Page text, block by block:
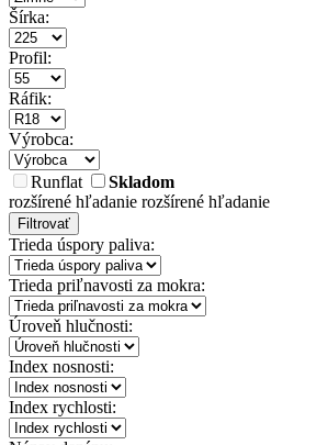
Šírka:
Profil:
Ráfik:
Výrobca:
Runflat
Skladom
rozšírené hľadanie rozšírené hľadanie
Filtrovať
Trieda úspory paliva:
Trieda priľnavosti za mokra:
Úroveň hlučnosti:
Index nosnosti:
Index rychlosti: